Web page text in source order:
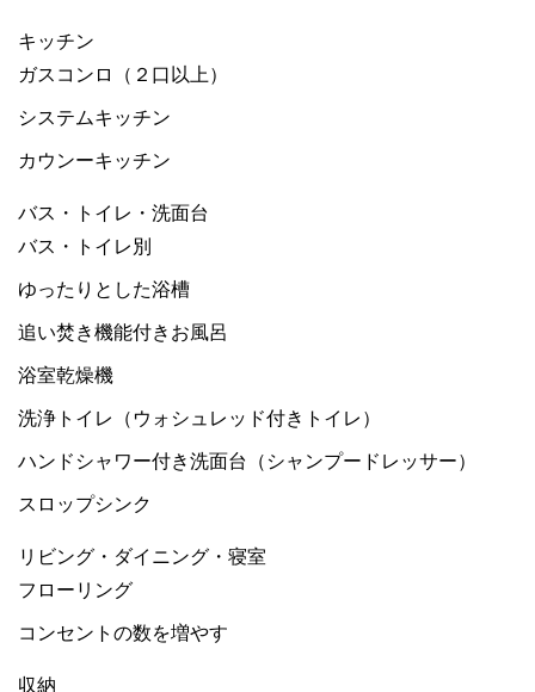
キッチン
ガスコンロ（２口以上）
システムキッチン
カウンーキッチン
バス・トイレ・洗面台
バス・トイレ別
ゆったりとした浴槽
追い焚き機能付きお風呂
浴室乾燥機
洗浄トイレ（ウォシュレッド付きトイレ）
ハンドシャワー付き洗面台（シャンプードレッサー）
スロップシンク
リビング・ダイニング・寝室
フローリング
コンセントの数を増やす
収納